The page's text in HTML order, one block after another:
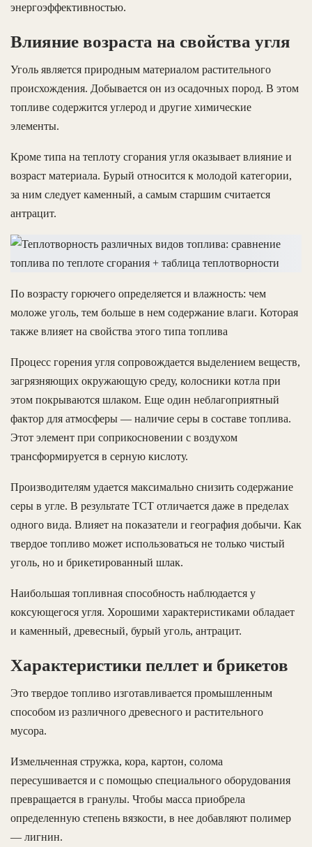
энергоэффективностью.
Влияние возраста на свойства угля
Уголь является природным материалом растительного
происхождения. Добывается он из осадочных пород. В этом
топливе содержится углерод и другие химические
элементы.
Кроме типа на теплоту сгорания угля оказывает влияние и
возраст материала. Бурый относится к молодой категории,
за ним следует каменный, а самым старшим считается
антрацит.
По возрасту горючего определяется и влажность: чем
моложе уголь, тем больше в нем содержание влаги. Которая
также влияет на свойства этого типа топлива
Процесс горения угля сопровождается выделением веществ,
загрязняющих окружающую среду, колосники котла при
этом покрываются шлаком. Еще один неблагоприятный
фактор для атмосферы — наличие серы в составе топлива.
Этот элемент при соприкосновении с воздухом
трансформируется в серную кислоту.
Производителям удается максимально снизить содержание
серы в угле. В результате ТСТ отличается даже в пределах
одного вида. Влияет на показатели и география добычи. Как
твердое топливо может использоваться не только чистый
уголь, но и брикетированный шлак.
Наибольшая топливная способность наблюдается у
коксующегося угля. Хорошими характеристиками обладает
и каменный, древесный, бурый уголь, антрацит.
Характеристики пеллет и брикетов
Это твердое топливо изготавливается промышленным
способом из различного древесного и растительного
мусора.
Измельченная стружка, кора, картон, солома
пересушивается и с помощью специального оборудования
превращается в гранулы. Чтобы масса приобрела
определенную степень вязкости, в нее добавляют полимер
— лигнин.